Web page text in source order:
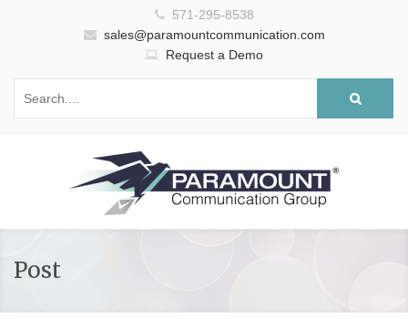
571-295-8538
sales@paramountcommunication.com
Request a Demo
Post